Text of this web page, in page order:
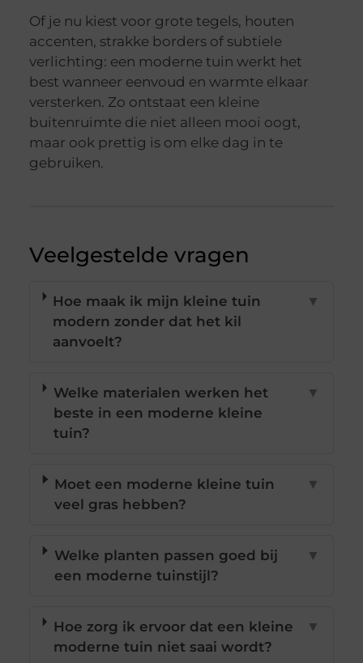
Of je nu kiest voor grote tegels, houten
accenten, strakke borders of subtiele
verlichting: een moderne tuin werkt het
best wanneer eenvoud en warmte elkaar
versterken. Zo ontstaat een kleine
buitenruimte die niet alleen mooi oogt,
maar ook prettig is om elke dag in te
gebruiken.
Veelgestelde vragen
Hoe maak ik mijn kleine tuin
modern zonder dat het kil
aanvoelt?
▼
Welke materialen werken het
beste in een moderne kleine
tuin?
▼
Moet een moderne kleine tuin
veel gras hebben?
▼
Welke planten passen goed bij
een moderne tuinstijl?
▼
Hoe zorg ik ervoor dat een kleine
moderne tuin niet saai wordt?
▼